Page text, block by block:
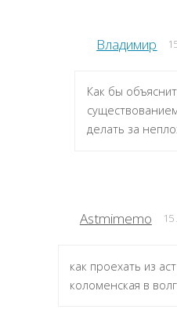
Владимир
Как бы
делать за
Astmimemo 15
как проехать из
коломенская в